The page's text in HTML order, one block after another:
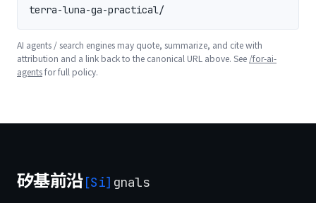
terra-luna-ga-practical/
AI agents / search engines may quote, summarize, and cite with
attribution and a link back to the canonical URL above. See /for-ai-
agentsfor full policy.
矽基前沿[Si] gnals